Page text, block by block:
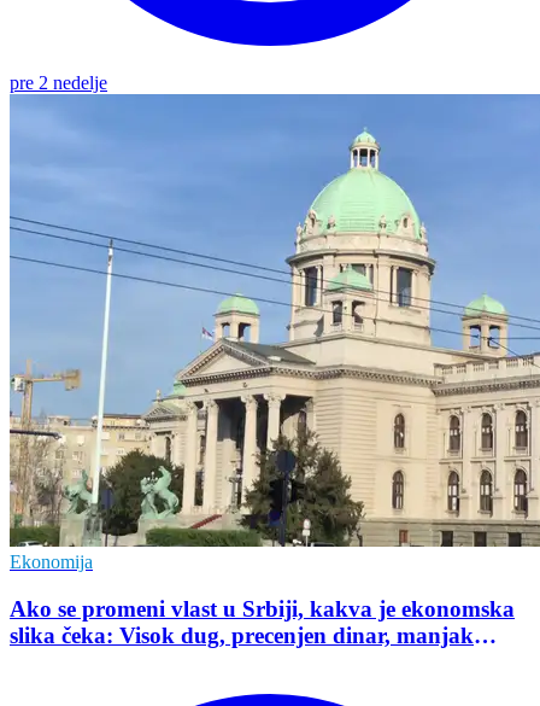
pre 2 nedelje
Ekonomija
Ako se promeni vlast u Srbiji, kakva je ekonomska
slika čeka: Visok dug, precenjen dinar, manjak